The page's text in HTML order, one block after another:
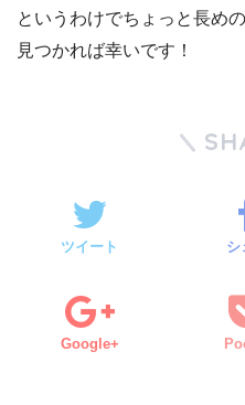
というわけでちょっと長め
見つかれば幸いです！
ツイート シ
Google+